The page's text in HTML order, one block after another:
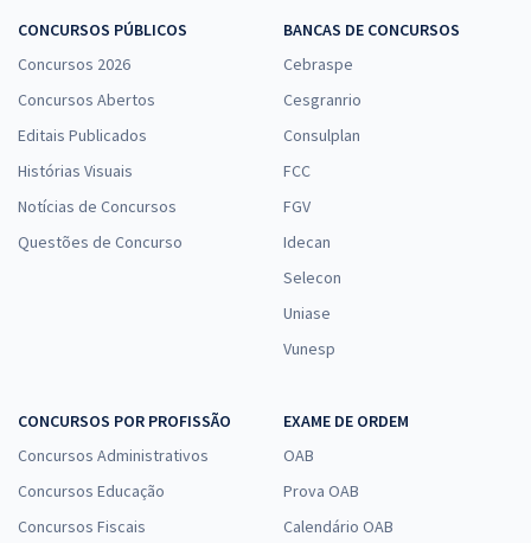
CONCURSOS PÚBLICOS
Concursos 2026
Concursos Abertos
Editais Publicados
Histórias Visuais
Notícias de Concursos
Questões de Concurso
BANCAS DE CONCURSOS
Cebraspe
Cesgranrio
Consulplan
FCC
FGV
Idecan
Selecon
Uniase
Vunesp
CONCURSOS POR PROFISSÃO
Concursos Administrativos
Concursos Educação
Concursos Fiscais
EXAME DE ORDEM
OAB
Prova OAB
Calendário OAB